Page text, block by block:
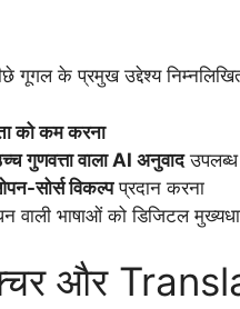
के प्रमुख उद्देश्य
को कम करना
गुणवत्ता वाला AI अनुवादउपलब्ध
सोर्स विकल्पप्रदान करना
भाषाओं को डिजिटल
और